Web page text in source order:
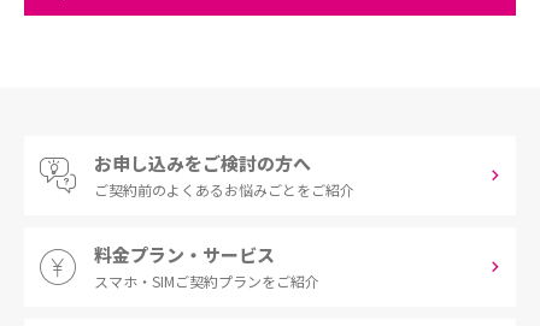
お申し込みをご検討の方へ
ご契約前のよくあるお悩みごとをご紹介
料金プラン・サービス
スマホ・SIMご契約プランをご紹介